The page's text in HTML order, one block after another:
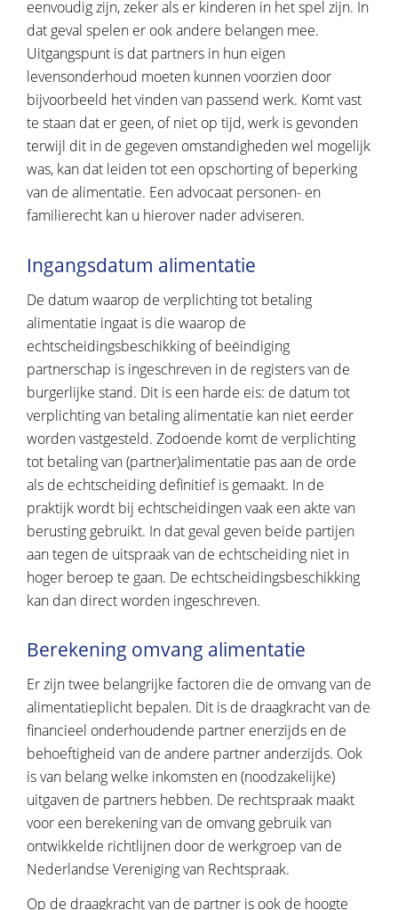
eenvoudig zijn, zeker als er kinderen in het spel zijn. In
dat geval spelen er ook andere belangen mee.
Uitgangspunt is dat partners in hun eigen
levensonderhoud moeten kunnen voorzien door
bijvoorbeeld het vinden van passend werk. Komt vast
te staan dat er geen, of niet op tijd, werk is gevonden
terwijl dit in de gegeven omstandigheden wel mogelijk
was, kan dat leiden tot een opschorting of beperking
van de alimentatie. Een advocaat personen- en
familierecht kan u hierover nader adviseren.
Ingangsdatum alimentatie
De datum waarop de verplichting tot betaling
alimentatie ingaat is die waarop de
echtscheidingsbeschikking of beëindiging
partnerschap is ingeschreven in de registers van de
burgerlijke stand. Dit is een harde eis: de datum tot
verplichting van betaling alimentatie kan niet eerder
worden vastgesteld. Zodoende komt de verplichting
tot betaling van (partner)alimentatie pas aan de orde
als de echtscheiding definitief is gemaakt. In de
praktijk wordt bij echtscheidingen vaak een akte van
berusting gebruikt. In dat geval geven beide partijen
aan tegen de uitspraak van de echtscheiding niet in
hoger beroep te gaan. De echtscheidingsbeschikking
kan dan direct worden ingeschreven.
Berekening omvang alimentatie
Er zijn twee belangrijke factoren die de omvang van de
alimentatieplicht bepalen. Dit is de draagkracht van de
financieel onderhoudende partner enerzijds en de
behoeftigheid van de andere partner anderzijds. Ook
is van belang welke inkomsten en (noodzakelijke)
uitgaven de partners hebben. De rechtspraak maakt
voor een berekening van de omvang gebruik van
ontwikkelde richtlijnen door de werkgroep van de
Nederlandse Vereniging van Rechtspraak.
Op de draagkracht van de partner is ook de hoogte